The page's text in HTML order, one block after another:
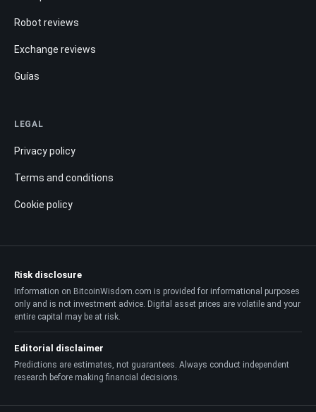
Robot reviews
Exchange reviews
Guías
LEGAL
Privacy policy
Terms and conditions
Cookie policy
Risk disclosure
Information on BitcoinWisdom.com is provided for informational purposes
only and is not investment advice. Digital asset prices are volatile and your
entire capital may be at risk.
Editorial disclaimer
Predictions are estimates, not guarantees. Always conduct independent
research before making financial decisions.